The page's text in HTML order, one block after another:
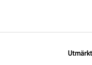
Utmärkt